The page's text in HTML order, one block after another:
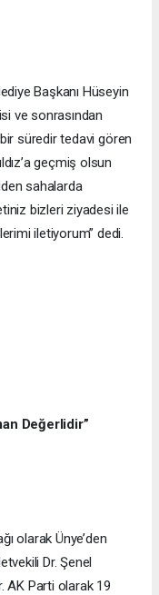
Başkanı Hüseyin
ve sonrasından
süredir tedavi gören
geçmiş olsun
sahalarda
bizleri ziyadesi ile
iletiyorum” dedi.
Değerlidir”
olarak Ünye’den
Dr. Şenel
AK Parti olarak 19